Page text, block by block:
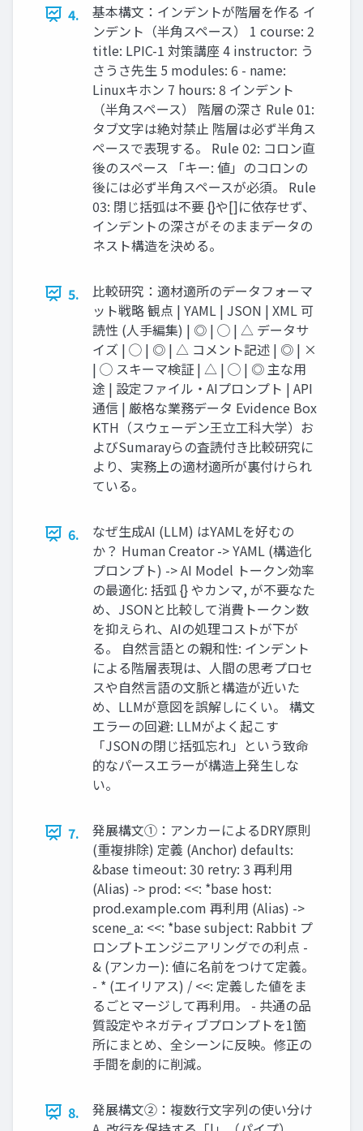
4.
基本構文：インデントが階層を作る イ
ンデント（半角スペース） 1 course: 2
title: LPIC-1 対策講座 4 instructor: う
さうさ先生 5 modules: 6 - name:
Linuxキホン 7 hours: 8 インデント
（半角スペース） 階層の深さ Rule 01:
タブ文字は絶対禁止 階層は必ず半角ス
ペースで表現する。 Rule 02: コロン直
後のスペース 「キー: 値」のコロンの
後には必ず半角スペースが必須。 Rule
03: 閉じ括弧は不要 {}や[]に依存せず、
インデントの深さがそのままデータの
ネスト構造を決める。
5.
比較研究：適材適所のデータフォーマ
ット戦略 観点 | YAML | JSON | XML 可
読性 (人手編集) | ◎ | ◯ | △ データサ
イズ | ◯ | ◎ | △ コメント記述 | ◎ | ×
| ◯ スキーマ検証 | △ | ◯ | ◎ 主な用
途 | 設定ファイル・AIプロンプト | API
通信 | 厳格な業務データ Evidence Box
KTH（スウェーデン王立工科大学）お
よびSumarayらの査読付き比較研究に
より、実務上の適材適所が裏付けられ
ている。
6.
なぜ生成AI (LLM) はYAMLを好むの
か？ Human Creator -> YAML (構造化
プロンプト) -> AI Model トークン効率
の最適化: 括弧 {} やカンマ, が不要なた
め、JSONと比較して消費トークン数
を抑えられ、AIの処理コストが下が
る。 自然言語との親和性: インデント
による階層表現は、人間の思考プロセ
スや自然言語の文脈と構造が近いた
め、LLMが意図を誤解しにくい。 構文
エラーの回避: LLMがよく起こす
「JSONの閉じ括弧忘れ」という致命
的なパースエラーが構造上発生しな
い。
7.
発展構文①：アンカーによるDRY原則
(重複排除) 定義 (Anchor) defaults:
&base timeout: 30 retry: 3 再利用
(Alias) -> prod: <<: *base host:
prod.example.com 再利用 (Alias) ->
scene_a: <<: *base subject: Rabbit プ
ロンプトエンジニアリングでの利点 -
& (アンカー): 値に名前をつけて定義。
- * (エイリアス) / <<: 定義した値をま
るごとマージして再利用。 - 共通の品
質設定やネガティブプロンプトを1箇
所にまとめ、全シーンに反映。修正の
手間を劇的に削減。
8.
発展構文②：複数行文字列の使い分け